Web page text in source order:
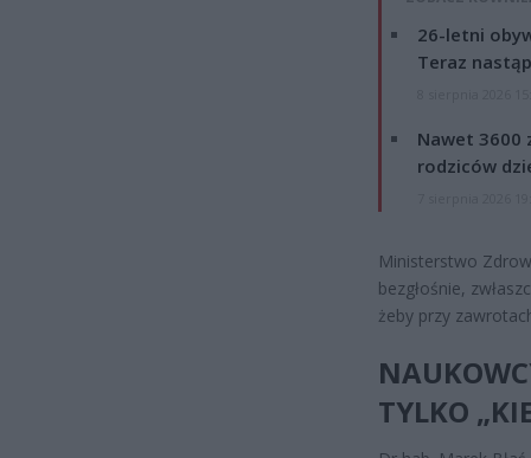
26-letni
Teraz
Nawet 3600
rodziców
Ministerstwo
bezgłośnie,
żeby przy
TYLKO